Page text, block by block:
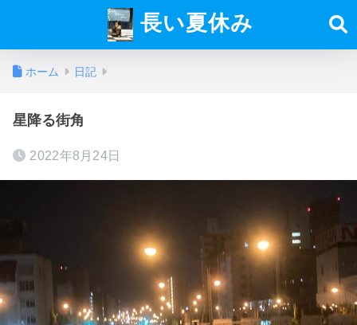
長い夏休み
ホーム 日記
星降る街角
2022年8月24日